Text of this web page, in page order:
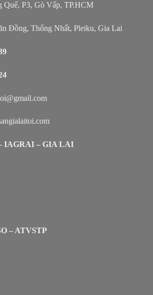
Quế, P3, Gò Vấp, TP.HCM
Đồng, Thống Nhất, Pleiku, Gia Lai
IAGRAI – GIA LAI
– ATVSTP